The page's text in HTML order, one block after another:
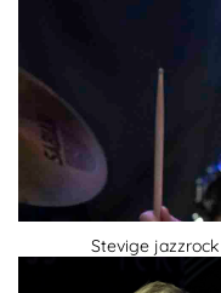
Stevige